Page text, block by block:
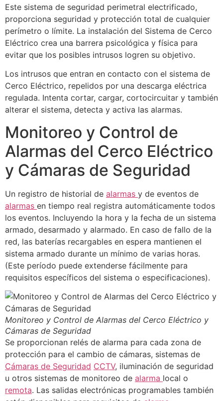
Este sistema de seguridad perimetral electrificado,
proporciona seguridad y protección total de cualquier
perímetro o límite. La instalación del Sistema de Cerco
Eléctrico crea una barrera psicológica y física para
evitar que los posibles intrusos logren su objetivo.
Los intrusos que entran en contacto con el sistema de
Cerco Eléctrico, repelidos por una descarga eléctrica
regulada. Intenta cortar, cargar, cortocircuitar y también
alterar el sistema, detecta y activa las alarmas.
Monitoreo y Control de
Alarmas del Cerco Eléctrico
y Cámaras de Seguridad
Un registro de historial de alarmas y de eventos de
alarmas en tiempo real registra automáticamente todos
los eventos. Incluyendo la hora y la fecha de un sistema
armado, desarmado y alarmado. En caso de fallo de la
red, las baterías recargables en espera mantienen el
sistema armado durante un mínimo de varias horas.
(Este período puede extenderse fácilmente para
requisitos específicos del sistema o especificaciones).
Monitoreo y Control de Alarmas del Cerco Eléctrico y
Cámaras de Seguridad
Se proporcionan relés de alarma para cada zona de
protección para el cambio de cámaras, sistemas de
Cámaras de Seguridad CCTV, iluminación de seguridad
u otros sistemas de monitoreo de alarma local o
remota. Las salidas electrónicas programables también